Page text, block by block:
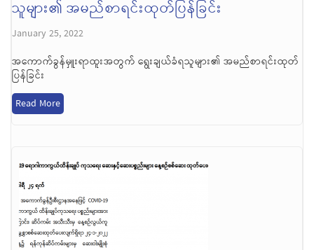
သူများ၏ အမည်စာရင်းထုတ်ပြန်ခြင်း
January 25, 2022
အကောက်ခွန်မှူးရာထူးအတွက် ရွေးချယ်ခံရသူများ၏ အမည်စာရင်းထုတ်
ပြန်ခြင်း
Read More